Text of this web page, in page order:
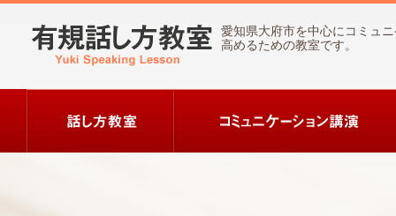
愛知県大府市を中心にコミュ
高めるための教室です。